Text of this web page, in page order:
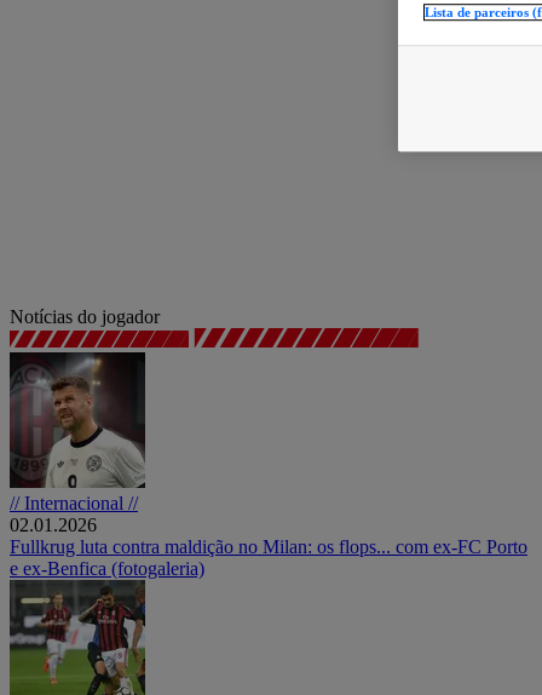
Notícias do jogador
// Internacional //
02.01.2026
Fullkrug luta contra maldição no Milan: os flops... com ex-FC Porto
e ex-Benfica (fotogaleria)
Lista de parceiros